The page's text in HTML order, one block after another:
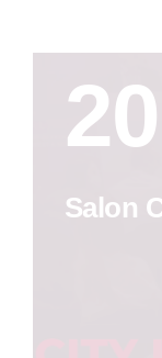
Salon